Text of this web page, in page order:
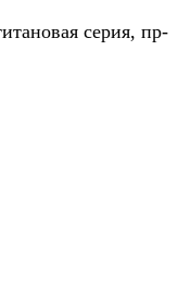
серия, пр-